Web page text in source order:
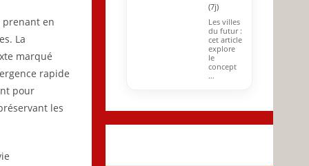
prenant en
La
marqué
rapide
pour
les
(7j)
Les villes
du futur :
cet article
explore
le
concept
…